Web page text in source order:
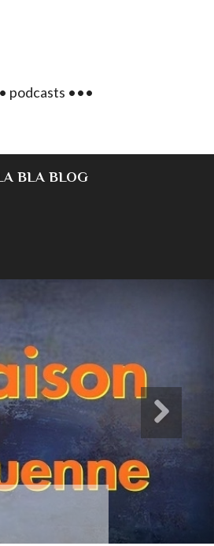
podcasts •••
BLA BLOG